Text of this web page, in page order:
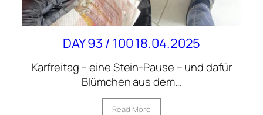
DAY 93 / 100 18.04.2025
Karfreitag – eine Stein-Pause – und dafür
Blümchen aus dem…
Read More